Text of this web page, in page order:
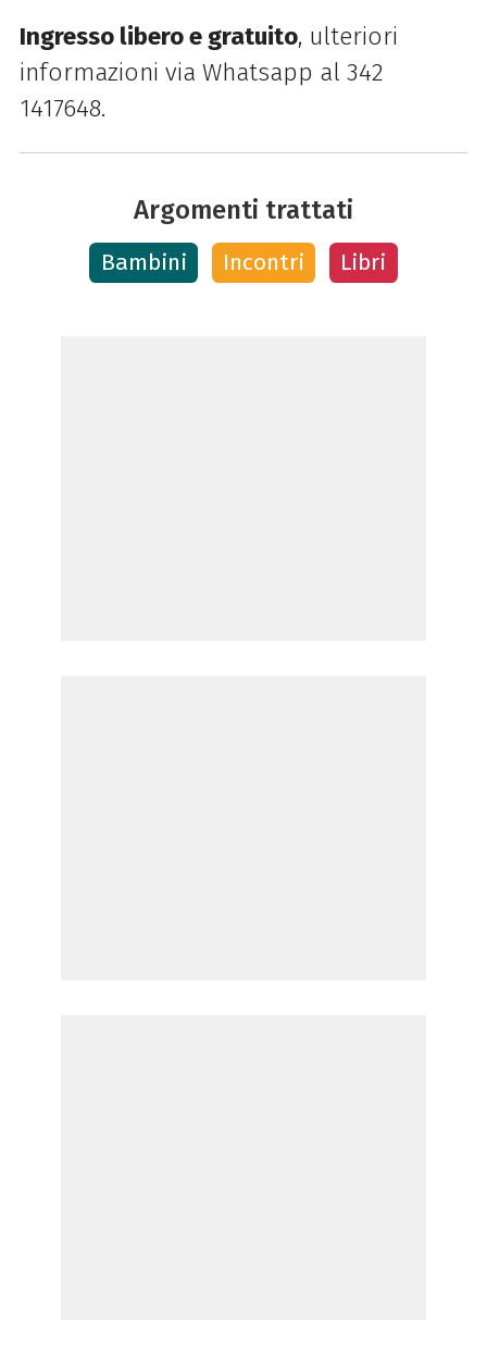
Ingresso libero e gratuito, ulteriori
informazioni via Whatsapp al 342
1417648.
Argomenti trattati
Bambini Incontri Libri